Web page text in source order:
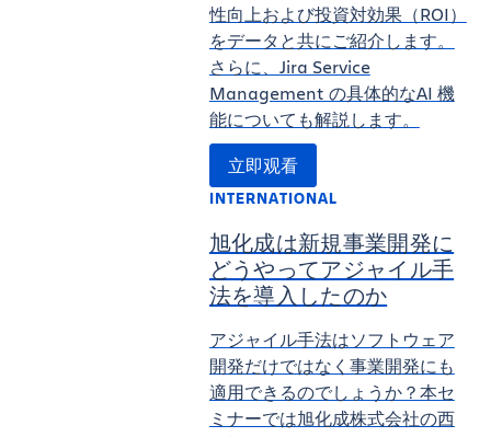
性向上および投資対効果（ROI）
をデータと共にご紹介します。
さらに、Jira Service
Management の具体的なAI 機
能についても解説します。
立即观看
INTERNATIONAL
旭化成は新規事業開発に
どうやってアジャイル手
法を導入したのか
アジャイル手法はソフトウェア
開発だけではなく事業開発にも
適用できるのでしょうか？本セ
ミナーでは旭化成株式会社の⻄